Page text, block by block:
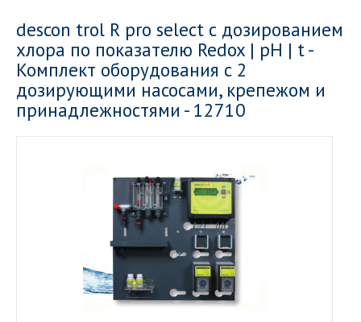
descon trol R pro select с дозированием
хлора по показателю Redox | рН | t -
Комплект оборудования с 2
дозирующими насосами, крепежом и
принадлежностями - 12710